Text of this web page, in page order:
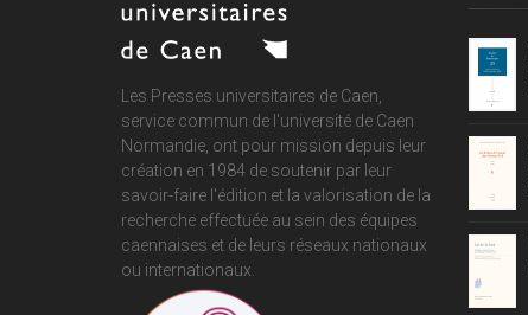
Les Presses universitaires de Caen,
service commun de l'université de Caen
Normandie , ont pour mission depuis leur
création en 1984 de soutenir par leur
savoir-faire l'édition et la valorisation de la
recherche effectuée au sein des équipes
caennaises et de leurs réseaux nationaux
ou internationaux.